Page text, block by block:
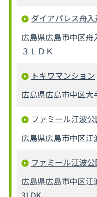
ダイアパレス舟入
広島県広島市中区舟
３ＬＤＫ
トキワマンション
広島県広島市中区大
ファミール江波
広島県広島市中区江
ファミール江波
広島県広島市中区江